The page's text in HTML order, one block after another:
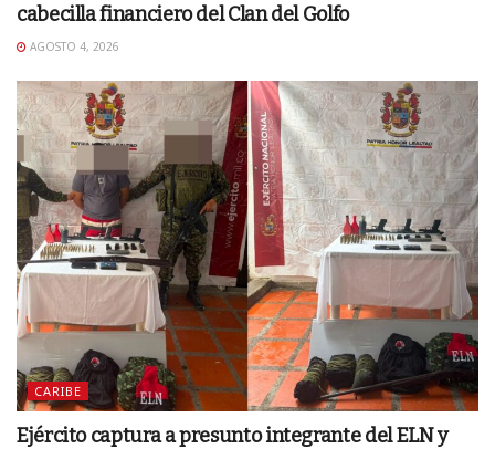
cabecilla financiero del Clan del Golfo
AGOSTO 4, 2026
CARIBE
Ejército captura a presunto integrante del ELN y